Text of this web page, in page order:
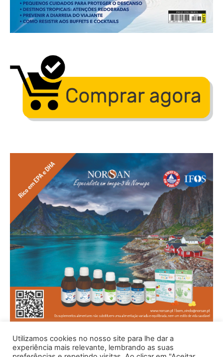
Utilizamos cookies no nosso site para lhe dar a
experiência mais relevante, lembrando as suas